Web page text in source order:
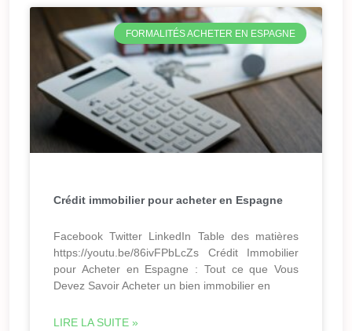
FORMALITÉS ACHETER EN ESPAGNE
Crédit immobilier pour acheter en Espagne
Facebook Twitter LinkedIn Table des matières
https://youtu.be/86ivFPbLcZs Crédit Immobilier
pour Acheter en Espagne : Tout ce que Vous
Devez Savoir Acheter un bien immobilier en
LIRE LA SUITE »